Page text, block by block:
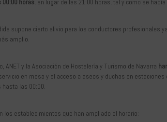
00:00 horas, en lugar de las 21:00 horas, tal y como se
supone cierto alivio para los conductores profesionales
amplio.
ANET y la Asociación de Hostelería y Turismo de Navarra
en mesa y el acceso a aseos y duchas en
las 00:00.
los establecimientos que han ampliado el horario: